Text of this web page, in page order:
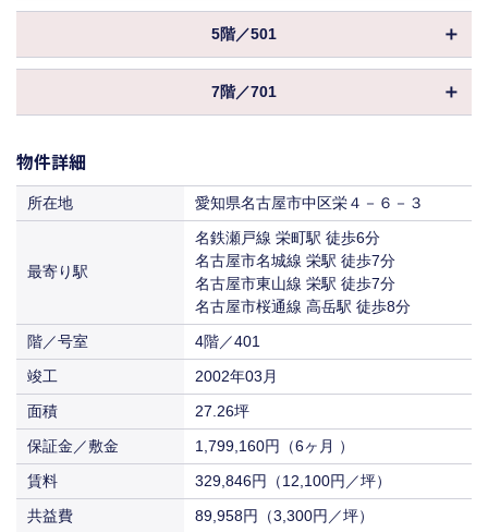
物件ID
031347
共益費
（3,300円／坪）
329,846円
（12,100円／坪）
即入居
5階／501
物件ID
031348
保証金／敷金
-1 100% -2 70% -3 60% 3- 50%
89,958円
（3,300円／坪）
389,818円
（14,300円／坪）
入居
7階／701
坪数
保証金／敷金
1,799,160円
（6ヶ月 ）
-1 100% -2 70% -3 60% 3- 50%
89,958円
（3,300円／坪）
賃料
（12,100円／坪）
入居 相談
物件詳細
所在地 愛知県名古屋市中区栄４－６－３
最寄り駅
名鉄瀬戸線 栄町駅 徒歩6分
名古屋市名城線 栄駅 徒歩7分
名古屋市東山線 栄駅 徒歩7分
名古屋市桜通線 高岳駅 徒歩8分
階／号室
4階／401
竣工
2002年03月
面積
27.26坪
保証金／敷金
1,799,160円（6ヶ月 ）
賃料
329,846円（12,100円／坪）
共益費
89,958円（3,300円／坪）